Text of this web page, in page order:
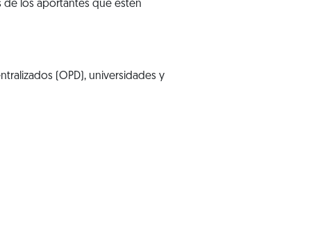
de los aportantes que estén
(OPD), universidades y